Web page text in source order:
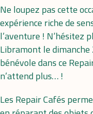
Ne loupez pas cette
expérience riche de
l’aventure ! N’hésitez
Libramont le
bénévole dans ce
n’attend plus… !
Les Repair Cafés